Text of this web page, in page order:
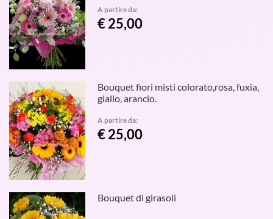
A partire da:
€ 25,00
Bouquet fiori misti colorato,rosa, fuxia,
giallo, arancio.
A partire da:
€ 25,00
Bouquet di girasoli